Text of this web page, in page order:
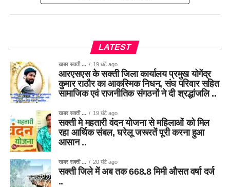
LATEST
खबर सक्ती ... 19 घंटे ago
आरएसएस के सक्ती जिला कार्यालय प्रमुख योगेंद्र
कुमार राठौर का आकस्मिक निधन, संघ परिवार सहित
सामाजिक एवं राजनीतिक संगठनों ने दी श्रद्धांजलि ..
खबर सक्ती ... 19 घंटे ago
सक्ती मे महतारी वंदन योजना से महिलाओं को मिल
रहा आर्थिक संबल, घरेलू जरूरतें पूरी करना हुआ
आसान ..
खबर सक्ती ... 20 घंटे ago
सक्ती जिले में अब तक 668.8 मिमी औसत वर्षा दर्ज
..